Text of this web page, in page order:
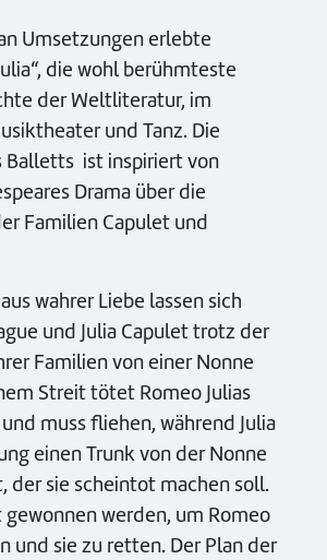
Umsetzungen erlebte
die wohl berühmteste
der Weltliteratur, im
und Tanz. Die
Balletts ist inspiriert von
Drama über die
Familien Capulet und
wahrer Liebe lassen sich
und Julia Capulet trotz der
Familien von einer Nonne
Streit tötet Romeo Julias
muss fliehen, während Julia
einen Trunk von der Nonne
der sie scheintot machen soll.
gewonnen werden, um Romeo
und sie zu retten. Der Plan der